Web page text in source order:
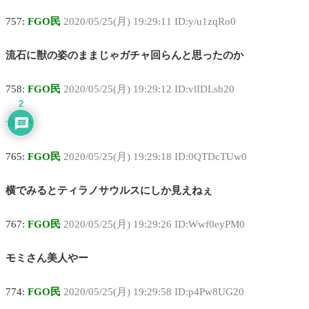
757: FGO民 2020/05/25(月) 19:29:11 ID:y/u1zqRo0
流石に獣の姿のままじゃガチャ回らんと思ったのか
758: FGO民 2020/05/25(月) 19:29:12 ID:vlIDLsb20
☆4か
765: FGO民 2020/05/25(月) 19:29:18 ID:0QTDcTUw0
横でみるとティラノサウルスにしか見えねぇ
767: FGO民 2020/05/25(月) 19:29:26 ID:Wwf0eyPM0
モミさん美人やー
774: FGO民 2020/05/25(月) 19:29:58 ID:p4Pw8UG20
2